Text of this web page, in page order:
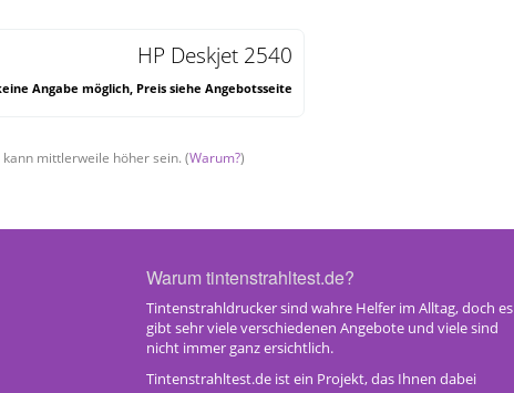
HP Deskjet 2540
Angabe möglich, Preis siehe Angebotsseite
mittlerweile höher sein. (Warum?)
Warum tintenstrahltest.de?
Tintenstrahldrucker sind wahre Helfer im Alltag, doch es
gibt sehr viele verschiedenen Angebote und viele sind
nicht immer ganz ersichtlich.
Tintenstrahltest.de ist ein Projekt, das Ihnen dabei